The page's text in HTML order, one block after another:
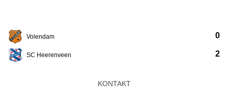
Volendam
SC Heerenveen
0
2
KONTAKT